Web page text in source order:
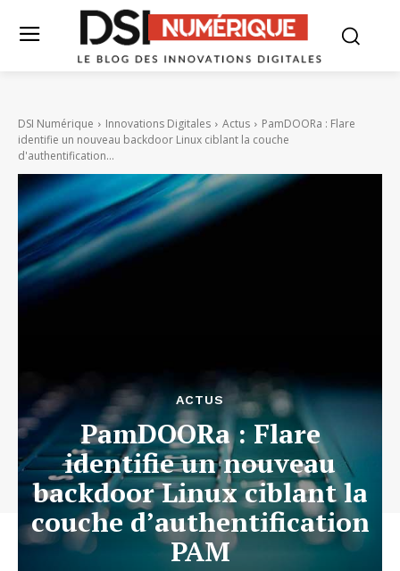
DSI Numérique Innovations Digitales Actus
PamDOORa : Flare
identifie un nouveau backdoor Linux ciblant la couche
d'authentification...
ACTUS
PamDOORa : Flare
identifie un nouveau
backdoor Linux ciblant la
couche d’authentification
PAM